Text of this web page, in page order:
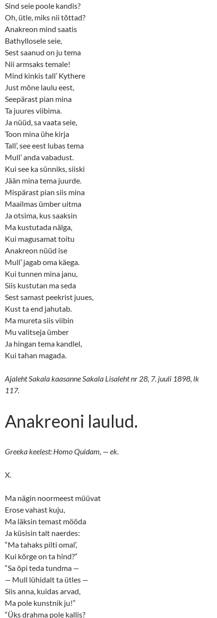
Sind seie poole kandis?
Oh, ütle, miks nii tõttad?
Anakreon mind saatis
Bathyllosele seie,
Sest saanud on ju tema
Nii armsaks temale!
Mind kinkis tall’ Kythere
Just mõne laulu eest,
Seepärast pian mina
Ta juures viibima.
Ja nüüd, sa vaata seie,
Toon mina ühe kirja
Tall’, see eest lubas tema
Mull’ anda vabadust.
Kui see ka sünniks, siiski
Jään mina tema juurde.
Mispärast pian siis mina
Maailmas ümber uitma
Ja otsima, kus saaksin
Ma kustutada nälga,
Kui magusamat toitu
Anakreon nüüd ise
Mull’ jagab oma käega.
Kui tunnen mina janu,
Siis kustutan ma seda
Sest samast peekrist juues,
Kust ta end jahutab.
Ma mureta siis viibin
Mu valitseja ümber
Ja hingan tema kandlel,
Kui tahan magada.
Ajaleht Sakala kaasanne Sakala Lisaleht nr 28, 7. juuli 1898, lk
117.
Anakreoni laulud.
Greeka keelest: Homo Quidam, — ek.
X.
Ma nägin noormeest müüvat
Erose vahast kuju,
Ma läksin temast mööda
Ja küsisin talt naerdes:
“Ma tahaks pilti omal’,
Kui kõrge on ta hind?”
“Sa õpi teda tundma —
— Mull lühidalt ta ütles —
Siis anna, kuidas arvad,
Ma pole kunstnik ju!”
“Üks drahma pole kallis?